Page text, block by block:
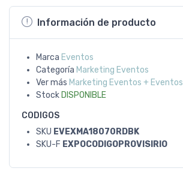
Información de producto
Marca Eventos
Categoría Marketing Eventos
Ver más Marketing Eventos + Eventos
Stock DISPONIBLE
CODIGOS
SKU EVEXMA18070RDBK
SKU-F EXPOCODIGOPROVISIRIO